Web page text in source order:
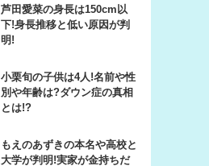
芦田愛菜の身長は150cm以
下!身長推移と低い原因が判
明!
小栗旬の子供は4人!名前や性
別や年齢は?ダウン症の真相
とは!?
もえのあずきの本名や高校と
大学が判明!実家が金持ちだ